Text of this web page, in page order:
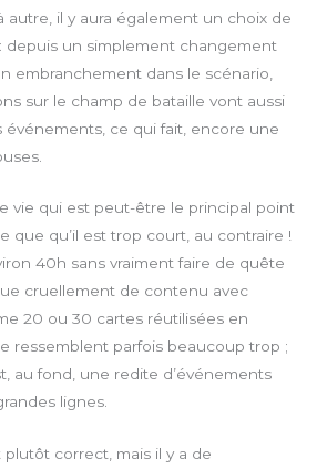
autre, il y aura également un choix de
depuis un simplement changement
embranchement dans le scénario,
sur le champ de bataille vont aussi
événements, ce qui fait, encore une
vie qui est peut-être le principal point
que qu’il est trop court, au contraire !
40h sans vraiment faire de quête
cruellement de contenu avec
20 ou 30 cartes réutilisées en
ressemblent parfois beaucoup trop ;
au fond, une redite d’événements
lignes.
plutôt correct, mais il y a de